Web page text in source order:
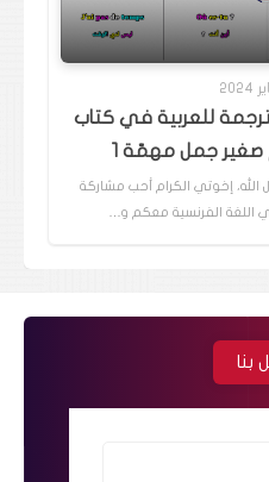
للعربية في كتاب
الله، إخوتي الكرام أحب مشاركة
اللغة الفرنسية معكم و…
بنا